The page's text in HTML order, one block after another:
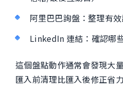
阿里巴巴詢盤：整理有
LinkedIn 連結：確認哪
這個盤點動作通常會發現大
匯入前清理比匯入後修正省